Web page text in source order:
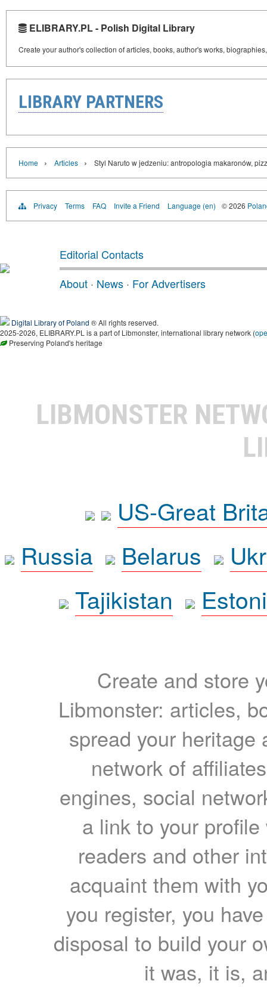
ELIBRARY.PL - Polish Digital Library
Create your author's collection of articles, books, author's works,
LIBRARY PARTNERS
Home › Articles › Styl Naruto w jedzeniu: antropologia makaronów,
Privacy Terms FAQ Invite a Friend Language (en) © 2026
Editorial Contacts
About · News · For Advertisers
Digital Library of Poland ® All rights reserved.
2025-2026, ELIBRARY.PL is a part of Libmonster, international library network (
Preserving Poland's heritage
LIBMONSTER
US-Great
Russia
Belarus
Tajikistan
Create and store
Libmonster: articles,
spread your heritage
network of
engines, social
a link to your
readers and other
acquaint them with
you register, you
disposal to build your
it was, it is,